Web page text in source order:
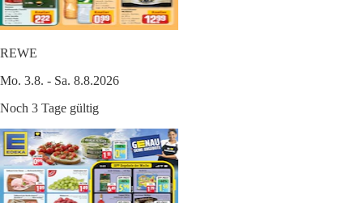
REWE
Mo. 3.8. - Sa. 8.8.2026
Noch 3 Tage gültig